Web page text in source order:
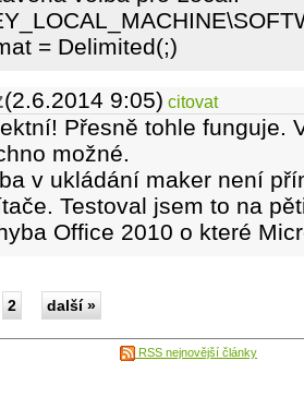
= Delimited(;)
(2.6.2014 9:05) citovat
Přesně tohle funguje.
možné.
v ukládání maker není
Testoval jsem to na
Office 2010 o které
2 další »
RSS nejnovější články